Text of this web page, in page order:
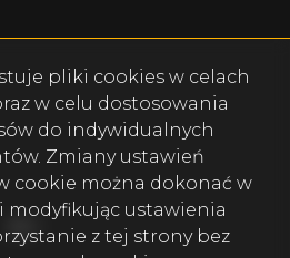
Facebook
Facebook
pliki cookies w celach
w celu dostosowania
do indywidualnych
Zmiany ustawień
cookie można dokonać w
ustawienia
z tej strony bez